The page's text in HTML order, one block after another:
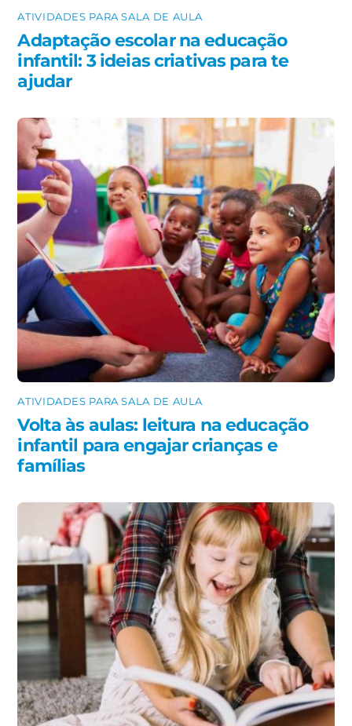
ATIVIDADES PARA SALA DE AULA
Adaptação escolar na educação
infantil: 3 ideias criativas para te
ajudar
ATIVIDADES PARA SALA DE AULA
Volta às aulas: leitura na educação
infantil para engajar crianças e
famílias